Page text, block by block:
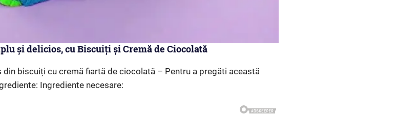
și delicios, cu Biscuiți și Cremă de Ciocolată
biscuiți cu cremă fiartă de ciocolată – Pentru a pregăti această
Ingrediente necesare: